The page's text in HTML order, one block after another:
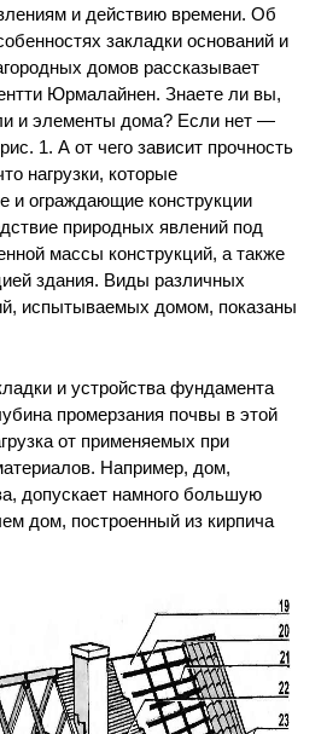
и действию времени. Об
закладки оснований и
домов рассказывает
Юрмалайнен. Знаете ли вы,
и элементы дома? Если нет —
1. А от чего зависит прочность
нагрузки, которые
и ограждающие конструкции
природных явлений под
массы конструкций, а также
здания. Виды различных
испытываемых домом, показаны
и устройства фундамента
промерзания почвы в этой
от применяемых при
Например, дом,
допускает намного большую
дом, построенный из кирпича